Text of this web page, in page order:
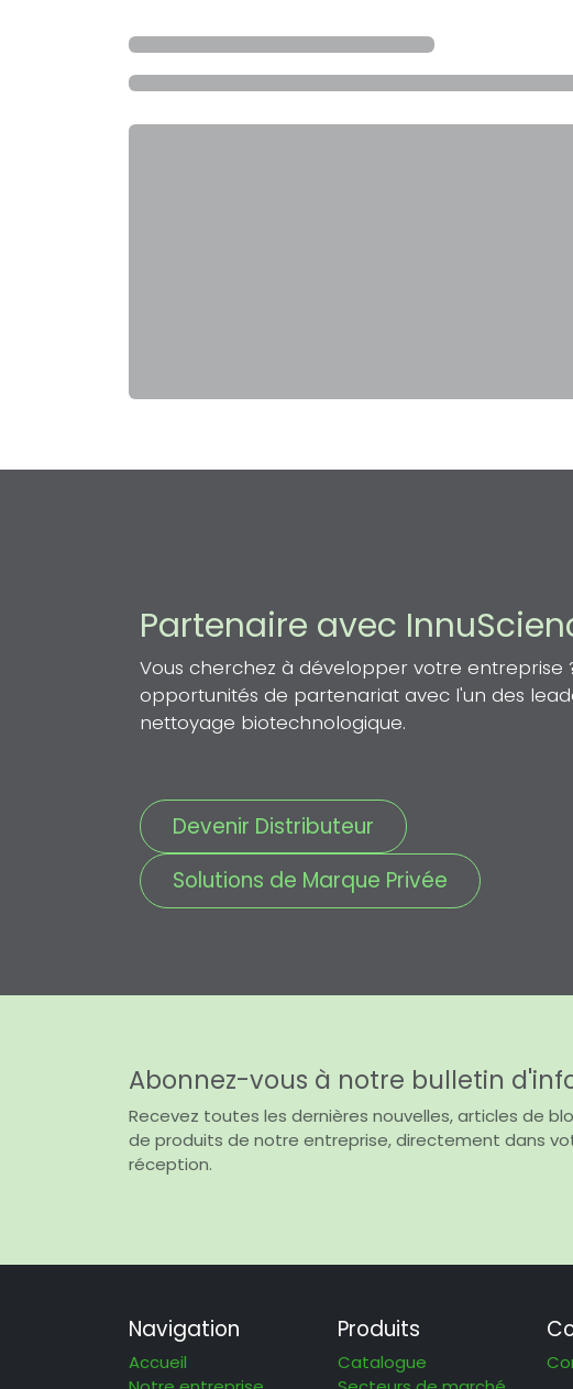
Partenaire avec
Vous cherchez à développer votre entreprise
opportunités de partenariat avec l'un des
nettoyage biotechnologique.
Devenir Distributeur
Solutions de Marque Privée
Abonnez-vous à notre bulletin
Recevez toutes les dernières nouvelles, articles de
de produits de notre entreprise, directement dans
réception.
Navigation
Accueil
Produits
Catalogue